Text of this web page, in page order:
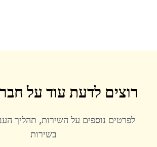
רוצים לדעת עוד על
לפרטים נוספים על השירות, תהליך
בשירות